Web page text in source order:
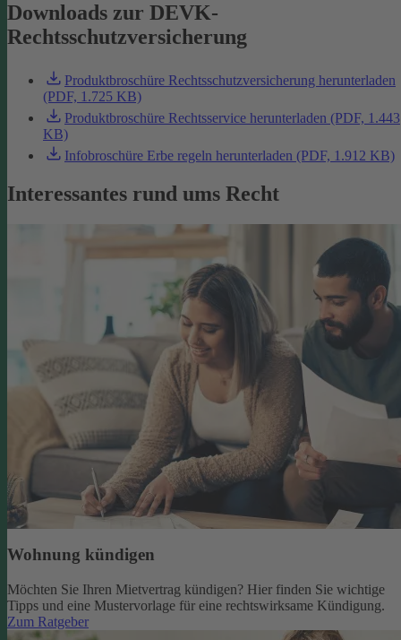
Downloads zur DEVK-
Rechtsschutzversicherung
Produktbroschüre Rechtsschutzversicherung herunterladen
(PDF, 1.725 KB)
Produktbroschüre Rechtsservice herunterladen (PDF, 1.443
KB)
Infobroschüre Erbe regeln herunterladen (PDF, 1.912 KB)
Interessantes rund ums Recht
Wohnung kündigen
Möchten Sie Ihren Mietvertrag kündigen? Hier finden Sie wichtige
Tipps und eine Mustervorlage für eine rechtswirksame Kündigung.
Zum Ratgeber